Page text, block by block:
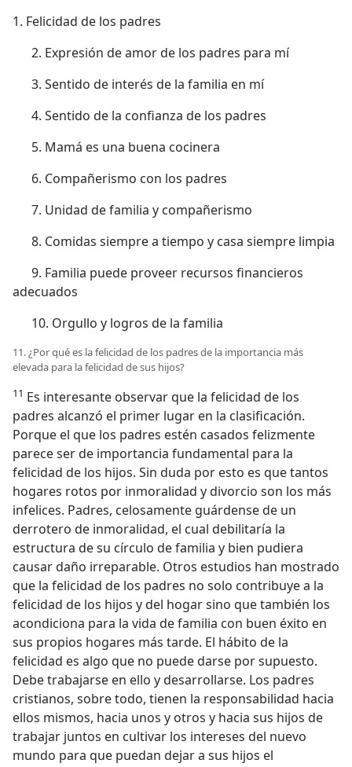
1. Felicidad de los padres
2. Expresión de amor de los padres para mí
3. Sentido de interés de la familia en mí
4. Sentido de la confianza de los padres
5. Mamá es una buena cocinera
6. Compañerismo con los padres
7. Unidad de familia y compañerismo
8. Comidas siempre a tiempo y casa siempre limpia
9. Familia puede proveer recursos financieros
adecuados
10. Orgullo y logros de la familia
11. ¿Por qué es la felicidad de los padres de la importancia más
elevada para la felicidad de sus hijos?
11 Es interesante observar que la felicidad de los
padres alcanzó el primer lugar en la clasificación.
Porque el que los padres estén casados felizmente
parece ser de importancia fundamental para la
felicidad de los hijos. Sin duda por esto es que tantos
hogares rotos por inmoralidad y divorcio son los más
infelices. Padres, celosamente guárdense de un
derrotero de inmoralidad, el cual debilitaría la
estructura de su círculo de familia y bien pudiera
causar daño irreparable. Otros estudios han mostrado
que la felicidad de los padres no solo contribuye a la
felicidad de los hijos y del hogar sino que también los
acondiciona para la vida de familia con buen éxito en
sus propios hogares más tarde. El hábito de la
felicidad es algo que no puede darse por supuesto.
Debe trabajarse en ello y desarrollarse. Los padres
cristianos, sobre todo, tienen la responsabilidad hacia
ellos mismos, hacia unos y otros y hacia sus hijos de
trabajar juntos en cultivar los intereses del nuevo
mundo para que puedan dejar a sus hijos el